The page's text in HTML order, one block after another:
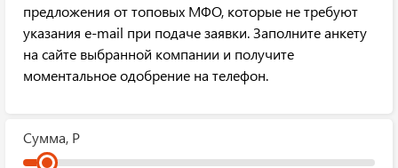
предложения от топовых МФО, которые не требуют
указания e-mail при подаче заявки. Заполните анкету
на сайте выбранной компании и получите
моментальное одобрение на телефон.
Сумма, Р